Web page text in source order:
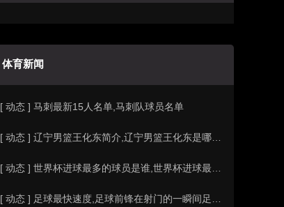
体育新闻
[ 动态 ] 马刺最新15人名单,马刺队球员名单
[ 动态 ] 辽宁男篮王化东简介,辽宁男篮王化东是哪里人？
[ 动态 ] 世界杯进球最多的球员是谁,世界杯进球最多的球员是谁？
[ 动态 ] 足球最快速度,足球前锋在射门的一瞬间足球的速度有多快？？